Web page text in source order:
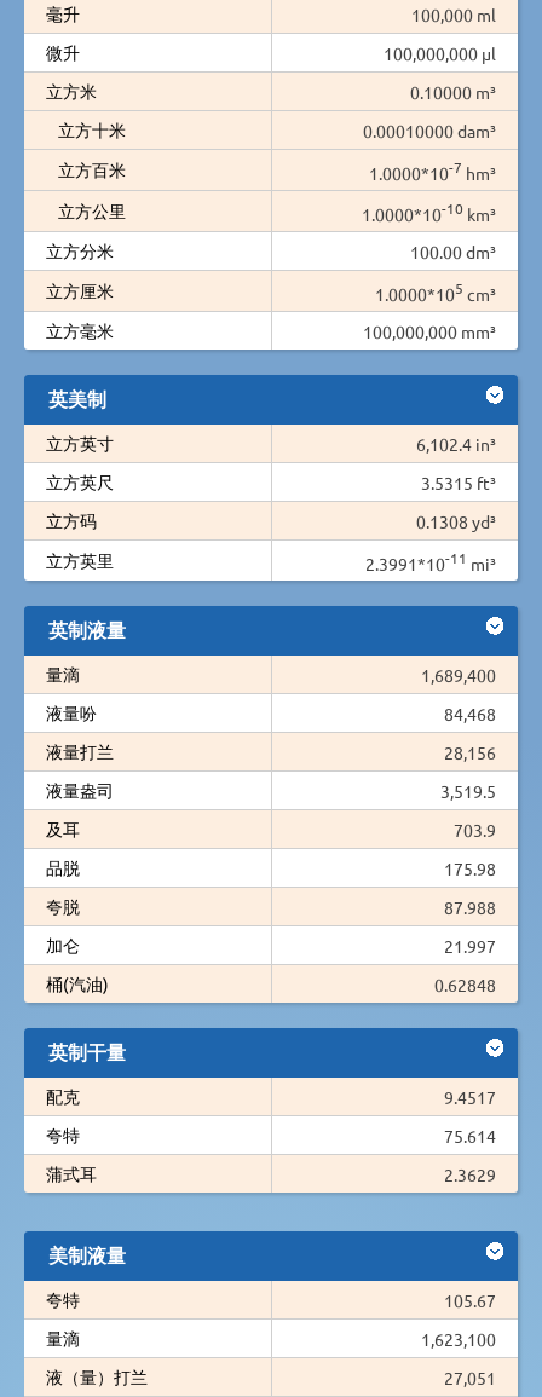
毫升
100,000 ml
微升
100,000,000 µl
立方米
0.10000 m³
立方十米
0.00010000 dam³
立方百米
1.0000*10-7 hm³
立方公里
1.0000*10-10 km³
立方分米
100.00 dm³
立方厘米
1.0000*105 cm³
立方毫米
100,000,000 mm³
英美制
立方英寸
6,102.4 in³
立方英尺
3.5315 ft³
立方码
0.1308 yd³
立方英里
2.3991*10-11 mi³
英制液量
量滴
1,689,400
液量吩
84,468
液量打兰
28,156
液量盎司
3,519.5
及耳
703.9
品脱
175.98
夸脱
87.988
加仑
21.997
桶(汽油)
0.62848
英制干量
配克
9.4517
夸特
75.614
蒲式耳
2.3629
美制液量
夸特
105.67
量滴
1,623,100
液（量）打兰
27,051